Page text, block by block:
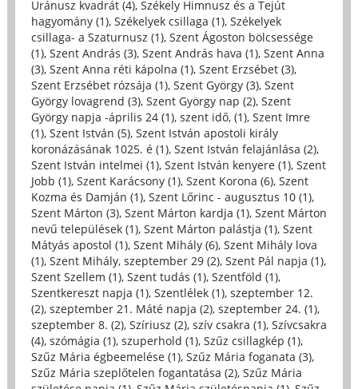
Uránusz kvadrát (4), Székely Himnusz és a Tejút
hagyomány (1), Székelyek csillaga (1), Székelyek
csillaga- a Szaturnusz (1), Szent Ágoston bölcsessége
(1), Szent András (3), Szent András hava (1), Szent Anna
(3), Szent Anna réti kápolna (1), Szent Erzsébet (3),
Szent Erzsébet rózsája (1), Szent György (3), Szent
György lovagrend (3), Szent György nap (2), Szent
György napja -április 24 (1), szent idő, (1), Szent Imre
(1), Szent István (5), Szent István apostoli király
koronázásának 1025. é (1), Szent István felajánlása (2),
Szent István intelmei (1), Szent István kenyere (1), Szent
Jobb (1), Szent Karácsony (1), Szent Korona (6), Szent
Kozma és Damján (1), Szent Lőrinc - augusztus 10 (1),
Szent Márton (3), Szent Márton kardja (1), Szent Márton
nevű települések (1), Szent Márton palástja (1), Szent
Mátyás apostol (1), Szent Mihály (6), Szent Mihály lova
(1), Szent Mihály, szeptember 29 (2), Szent Pál napja (1),
Szent Szellem (1), Szent tudás (1), Szentföld (1),
Szentkereszt napja (1), Szentlélek (1), szeptember 12.
(2), szeptember 21. Máté napja (2), szeptember 24. (1),
szeptember 8. (2), Szíriusz (2), szív csakra (1), Szívcsakra
(4), szómágia (1), szuperhold (1), Szűz csillagkép (1),
Szűz Mária égbeemelése (1), Szűz Mária foganata (3),
Szűz Mária szeplőtelen fogantatása (2), Szűz Mária